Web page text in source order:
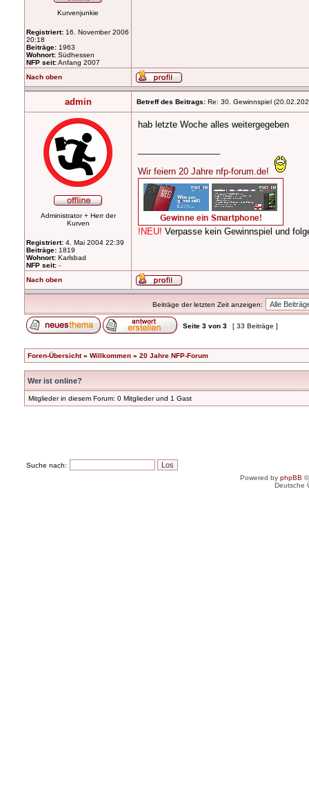
Kurvenjunkie
Registriert: 16. November 2006
20:18
Beiträge: 1963
Wohnort: Südhessen
NFP seit:Anfang 2007
Nach oben
admin Betreff des Beitrags: Re: 30. Gewinnspiel
Administrator + Herr der
Kurven
Registriert: 4. Mai 2004 22:39
Beiträge: 1819
Wohnort: Karlsbad
NFP seit: -
hab letzte Woche alles weitergegeben
Wir feiern 20 Jahre nfp-forum.de!
!NEU! Verpasse kein Gewinnspiel und
Nach oben
Beiträge der letzten Zeit anzeigen:
Seite 3 von 3 [ 33 Beiträge ]
Foren-Übersicht» Willkommen » 20 Jahre NFP-Forum
Wer ist online?
Mitglieder in diesem Forum: 0 Mitglieder und 1 Gast
Suche nach:
Powered by phpBB
Deutsche